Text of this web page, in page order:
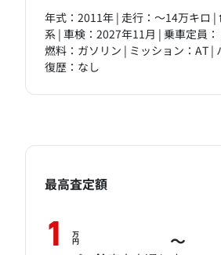
年式：2011年 | 走行：～14万キロ |
系 | 車検：2027年11月 | 乗車定員
燃料：ガソリン | ミッション：AT |
復歴：なし
最高査定額
1 万
円 ～